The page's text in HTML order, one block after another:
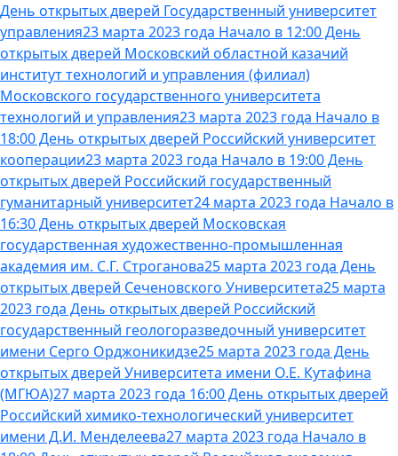
День открытых дверей Государственный университет
управления23 марта 2023 года Начало в 12:00 День
открытых дверей Московский областной казачий
институт технологий и управления (филиал)
Московского государственного университета
технологий и управления23 марта 2023 года Начало в
18:00 День открытых дверей Российский университет
кооперации23 марта 2023 года Начало в 19:00 День
открытых дверей Российский государственный
гуманитарный университет24 марта 2023 года Начало в
16:30 День открытых дверей Московская
государственная художественно-промышленная
академия им. С.Г. Строганова25 марта 2023 года День
открытых дверей Сеченовского Университета25 марта
2023 года День открытых дверей Российский
государственный геологоразведочный университет
имени Серго Орджоникидзе25 марта 2023 года День
открытых дверей Университета имени О.Е. Кутафина
(МГЮА)27 марта 2023 года 16:00 День открытых дверей
Российский химико-технологический университет
имени Д.И. Менделеева27 марта 2023 года Начало в